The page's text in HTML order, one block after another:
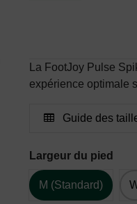
La FootJoy Pulse
expérience optimale
Guide des
Largeur du pied
M (Standard)